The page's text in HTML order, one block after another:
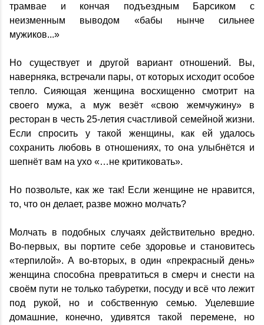
трамвае и кончая подъездным Барсиком с
неизменным выводом «бабы нынче сильнее
мужиков...»
Но существует и другой вариант отношений. Вы,
наверняка, встречали пары, от которых исходит особое
тепло. Сияющая женщина восхищенно смотрит на
своего мужа, а муж везёт «свою жемчужину» в
ресторан в честь 25-летия счастливой семейной жизни.
Если спросить у такой женщины, как ей удалось
сохранить любовь в отношениях, то она улыбнётся и
шепнёт вам на ухо «…не критиковать».
Но позвольте, как же так! Если женщине не нравится,
то, что он делает, разве можно молчать?
Молчать в подобных случаях действительно вредно.
Во-первых, вы портите себе здоровье и становитесь
«терпилой». А во-вторых, в один «прекрасный день»
женщина способна превратиться в смерч и снести на
своём пути не только табуретки, посуду и всё что лежит
под рукой, но и собственную семью. Уцелевшие
домашние, конечно, удивятся такой перемене, но